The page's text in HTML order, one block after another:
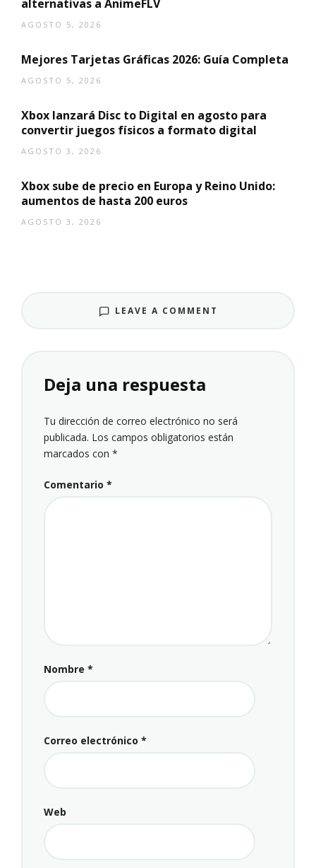
alternativas a AnimeFLV
AGOSTO 5, 2026
Mejores Tarjetas Gráficas 2026: Guía Completa
AGOSTO 5, 2026
Xbox lanzará Disc to Digital en agosto para
convertir juegos físicos a formato digital
AGOSTO 3, 2026
Xbox sube de precio en Europa y Reino Unido:
aumentos de hasta 200 euros
AGOSTO 3, 2026
LEAVE A COMMENT
Deja una respuesta
Tu dirección de correo electrónico no será
publicada. Los campos obligatorios están
marcados con *
Comentario *
Nombre *
Correo electrónico *
Web